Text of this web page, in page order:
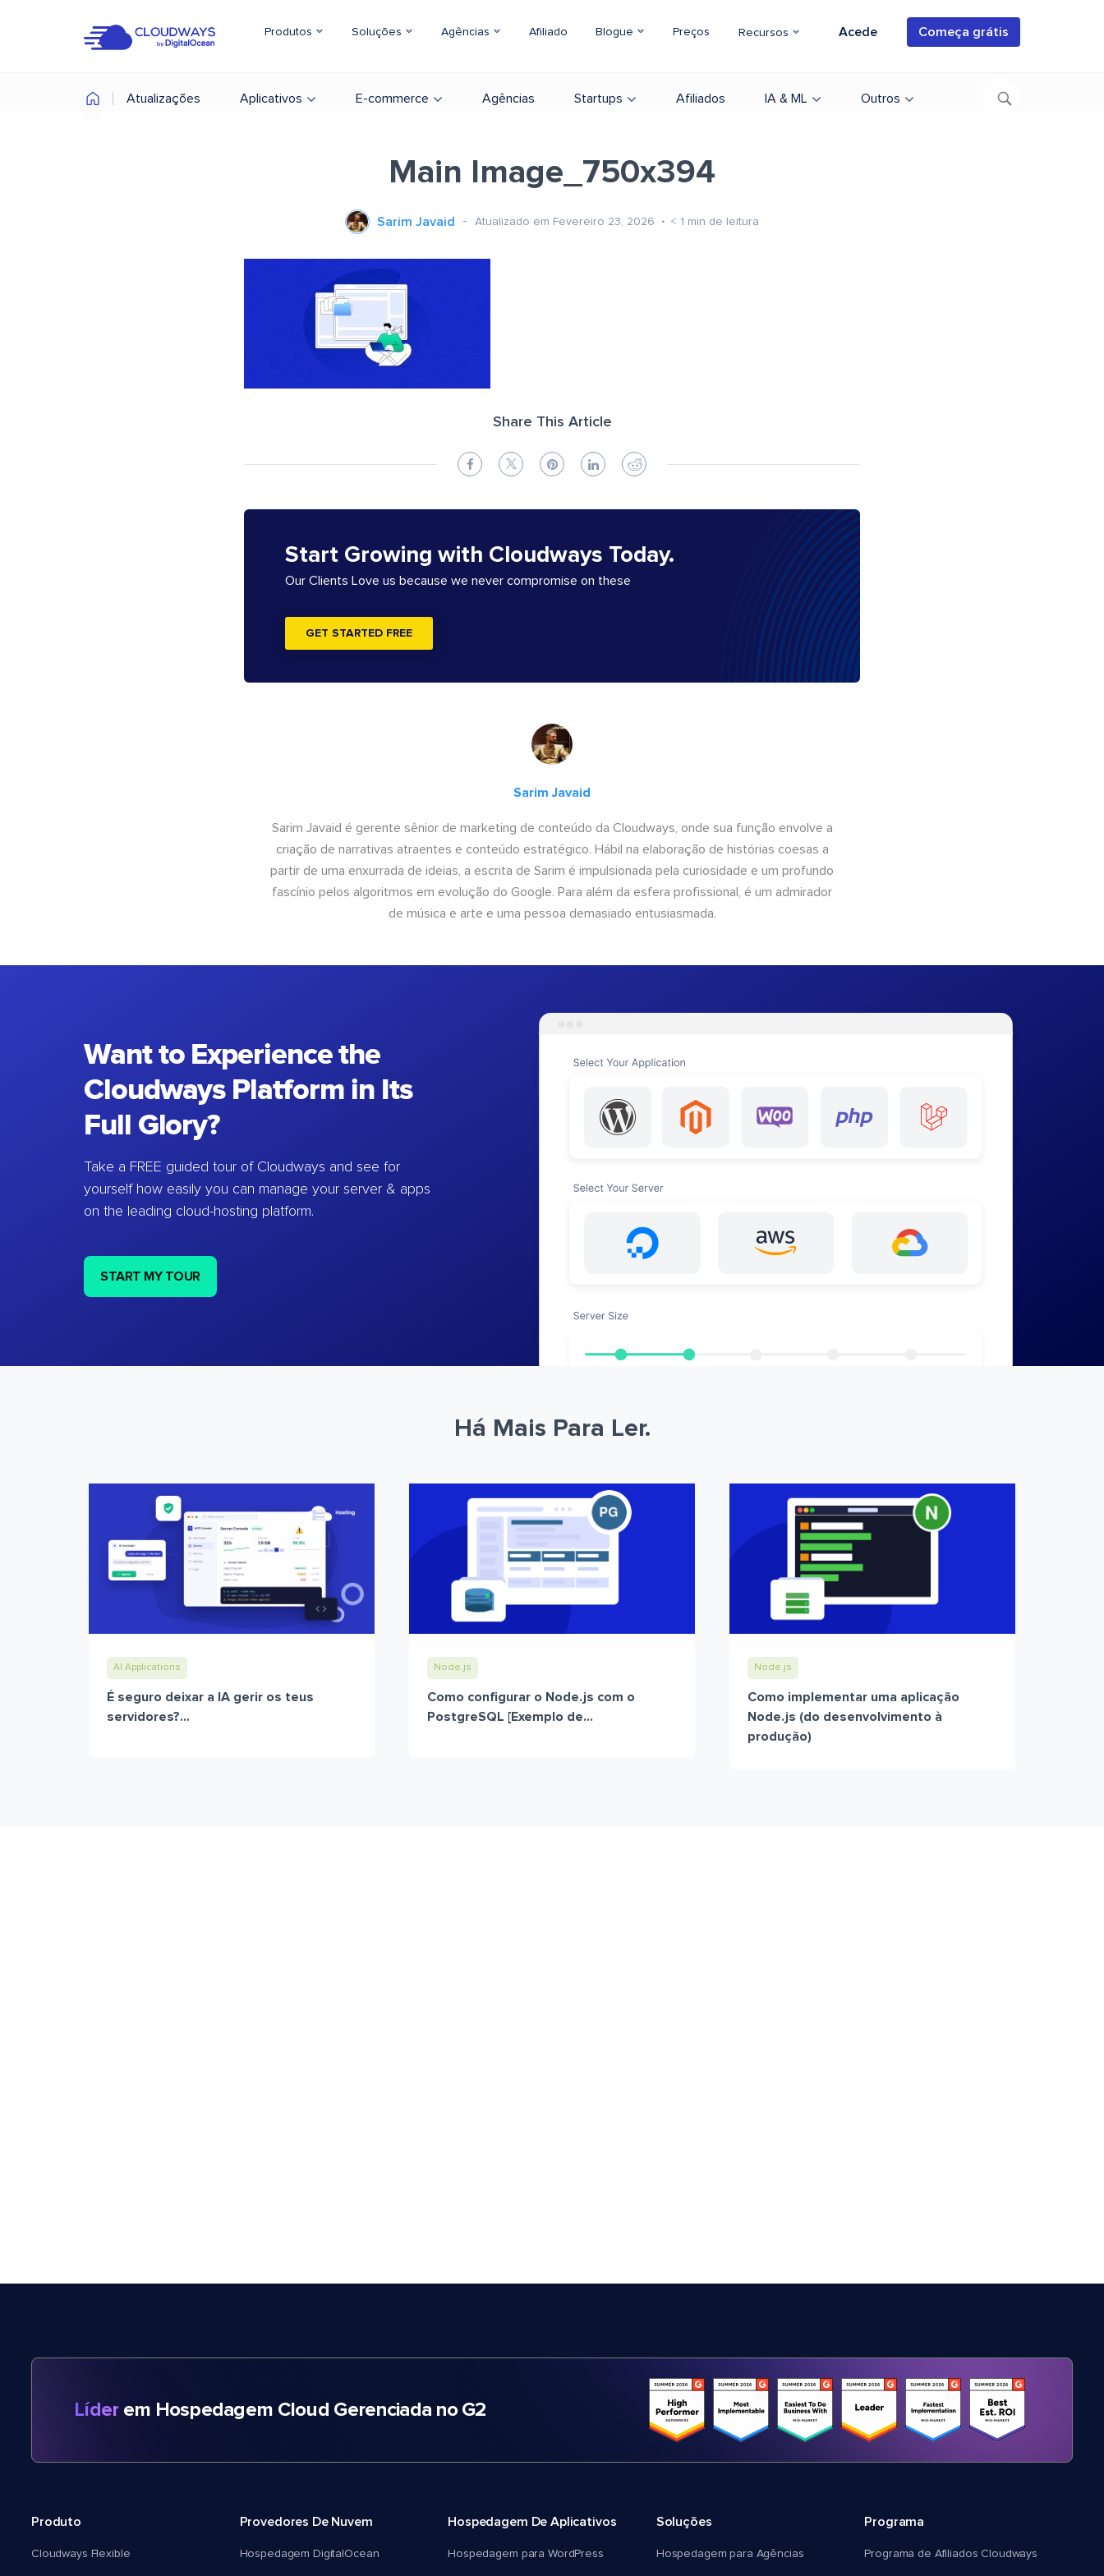
Produtos Soluções Agências Afiliado Blogue Preços Recursos Acede Começa grátis
Atualizações Aplicativos E-commerce Agências Startups Afiliados IA & ML Outros
Main Image_750x394
Sarim Javaid Atualizado em Fevereiro 23, 2026 < 1 min de leitura
Share This Article
Start Growing with Cloudways Today.
Our Clients Love us because we never compromise on these
GET STARTED FREE
Sarim Javaid
Sarim Javaid é gerente sênior de marketing de conteúdo da Cloudways, onde sua função envolve a
criação de narrativas atraentes e conteúdo estratégico. Hábil na elaboração de histórias coesas a
partir de uma enxurrada de ideias, a escrita de Sarim é impulsionada pela curiosidade e um profundo
fascínio pelos algoritmos em evolução do Google. Para além da esfera profissional, é um admirador
de música e arte e uma pessoa demasiado entusiasmada.
Want to Experience the
Cloudways Platform in Its
Full Glory?
Take a FREE guided tour of Cloudways and see for
yourself how easily you can manage your server & apps
on the leading cloud-hosting platform.
START MY TOUR
Há Mais Para Ler.
AI Applications
É seguro deixar a IA gerir os teus
servidores?...
Node.js
Como configurar o Node.js com o
PostgreSQL [Exemplo de...
Node.js
Como implementar uma aplicação
Node.js (do desenvolvimento à
produção)
Líder em Hospedagem Cloud Gerenciada no G2
Produto
Cloudways Flexible
Provedores De Nuvem
Hospedagem DigitalOcean
Hospedagem De Aplicativos
Hospedagem para WordPress
Soluções
Hospedagem para Agências
Programa
Programa de Afiliados Cloudways